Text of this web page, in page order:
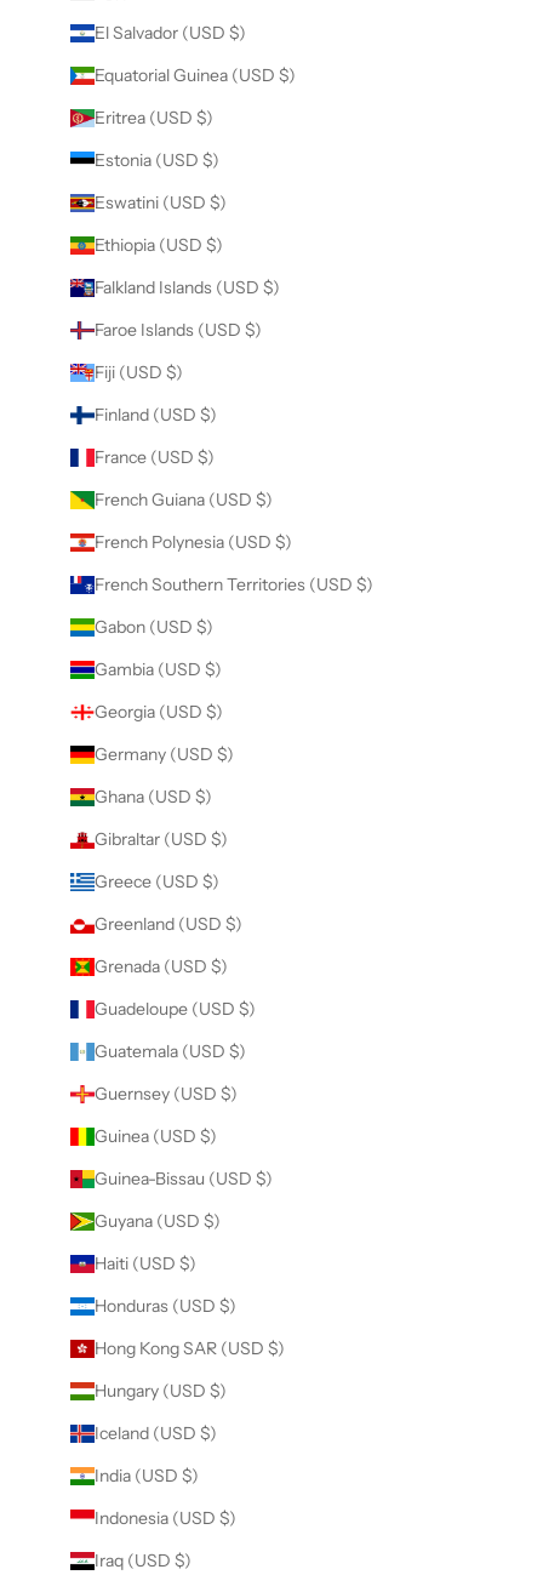
El Salvador (USD $)
Equatorial Guinea (USD $)
Eritrea (USD $)
Estonia (USD $)
Eswatini (USD $)
Ethiopia (USD $)
Falkland Islands (USD $)
Faroe Islands (USD $)
Fiji (USD $)
Finland (USD $)
France (USD $)
French Guiana (USD $)
French Polynesia (USD $)
French Southern Territories (USD $)
Gabon (USD $)
Gambia (USD $)
Georgia (USD $)
Germany (USD $)
Ghana (USD $)
Gibraltar (USD $)
Greece (USD $)
Greenland (USD $)
Grenada (USD $)
Guadeloupe (USD $)
Guatemala (USD $)
Guernsey (USD $)
Guinea (USD $)
Guinea-Bissau (USD $)
Guyana (USD $)
Haiti (USD $)
Honduras (USD $)
Hong Kong SAR (USD $)
Hungary (USD $)
Iceland (USD $)
India (USD $)
Indonesia (USD $)
Iraq (USD $)